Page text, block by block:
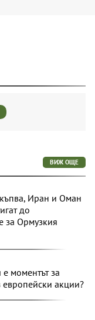
ВИЖ ОЩЕ
Иран и Оман
до
за Ормузкия
моментът за
европейски акции?